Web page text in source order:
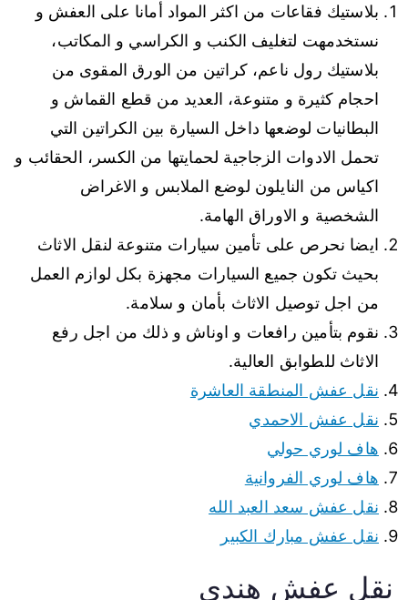
بلاستيك فقاعات من اكثر المواد أمانا على العفش و
نستخدمهت لتغليف الكنب و الكراسي و المكاتب،
بلاستيك رول ناعم، كراتين من الورق المقوى من
احجام كثيرة و متنوعة، العديد من قطع القماش و
البطانيات لوضعها داخل السيارة بين الكراتين التي
تحمل الادوات الزجاجية لحمايتها من الكسر، الحقائب و
اكياس من النايلون لوضع الملابس و الاغراض
الشخصية و الاوراق الهامة.
ايضا نحرص على تأمين سيارات متنوعة لنقل الاثاث
بحيث تكون جميع السيارات مجهزة بكل لوازم العمل
من اجل توصيل الاثاث بأمان و سلامة.
نقوم بتأمين رافعات و اوناش و ذلك من اجل رفع
الاثاث للطوابق العالية.
نقل عفش المنطقة العاشرة
نقل عفش الاحمدي
هاف لوري حولي
هاف لوري الفروانية
نقل عفش سعد العبد الله
نقل عفش مبارك الكبير
نقل عفش هندي